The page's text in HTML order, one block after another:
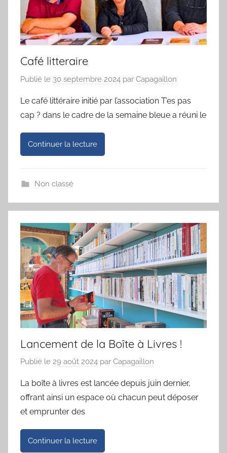
Café litteraire
Publié le 30 septembre 2024 par Capagaillon
Le café littéraire initié par l’association T’es pas
cap ? dans le cadre de la semaine bleue a réuni le
Continuer la lecture
Non classé
Lancement de la Boîte à Livres !
Publié le 29 août 2024 par Capagaillon
La boîte à livres est lancée depuis juin dernier,
offrant ainsi un espace où chacun peut déposer
et emprunter des
Continuer la lecture